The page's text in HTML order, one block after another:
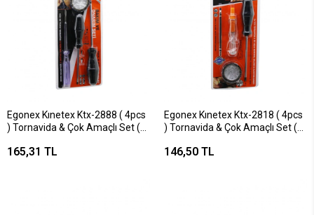
Egonex Kınetex Ktx-2888 ( 4pcs
) Tornavida & Çok Amaçlı Set (
Kalem & Elektrik Bant )*70
165,31 TL
Egonex Kınetex Ktx-2818 ( 4pcs
) Tornavida & Çok Amaçlı Set (
2in1 Uç & Elektrik Bant)*52
146,50 TL